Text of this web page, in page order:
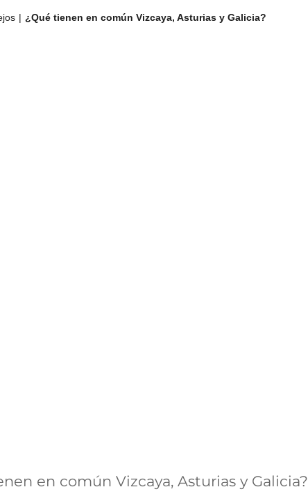
¿Qué tienen en común Vizcaya, Asturias y Galicia?
en común Vizcaya, Asturias y Galicia?